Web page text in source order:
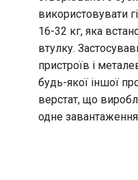
використовувати
16-32 кг, яка
втулку.
пристроїв і
будь-якої іншої
верстат, що
одне